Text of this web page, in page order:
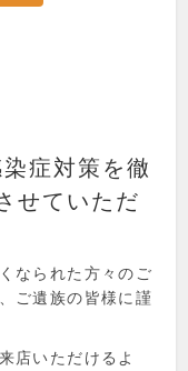
症対策を徹
せていただ
なられた方々のご
ご遺族の皆様に謹
店いただけるよ